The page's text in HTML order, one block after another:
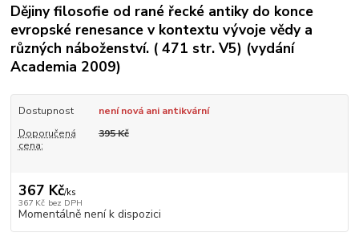
Dějiny filosofie od rané řecké antiky do konce
evropské renesance v kontextu vývoje vědy a
různých náboženství. ( 471 str. V5) (vydání
Academia 2009)
Dostupnost
není nová ani antikvární
Doporučená
cena:
395 Kč
367 Kč/ks
367 Kč bez DPH
Momentálně není k dispozici